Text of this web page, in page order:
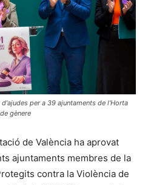
per a 39 ajuntaments de l’Horta
gènere
de València ha aprovat
ajuntaments membres de la
contra la Violència de